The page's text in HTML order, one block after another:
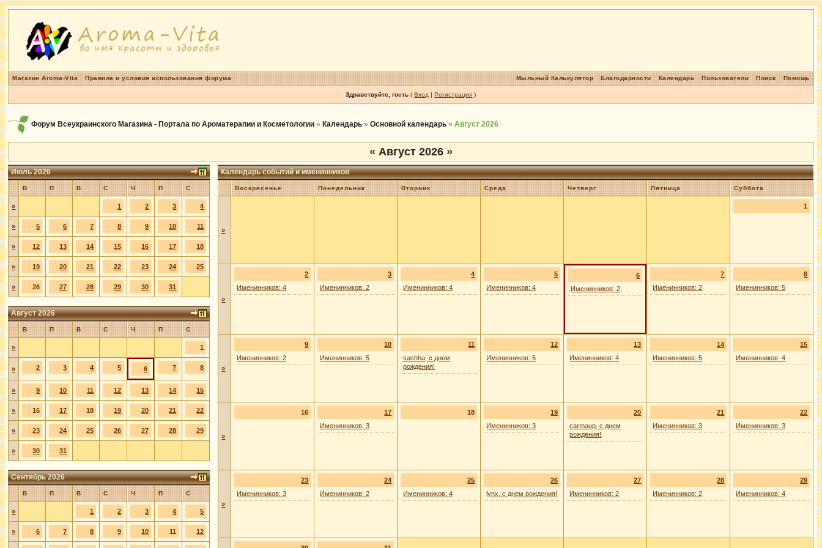
Магазин Aroma-Vita Правила и условия использования форума Помощь
Поиск
Пользователи
Календарь
Благодарности
Мыльный Калькулятор
Здравствуйте, гость (Вход |Регистрация )
Форум Всеукраинского Магазина - Портала по Ароматерапии и Косметологии » Календарь »Основной календарь » Август 2026
« Август 2026 »
Июль 2026
В П В С Ч П С
» 1 2 3 4
» 5 6 7 8 9 10 11
» 12 13 14 15 16 17 18
» 19 20 21 22 23 24 25
» 26 27 28 29 30 31
Август 2026
В П В С Ч П С
» 1
» 2 3 4 5 6 7 8
» 9 10 11 12 13 14 15
» 16 17 18 19 20 21 22
» 23 24 25 26 27 28 29
» 30 31
Сентябрь 2026
В П В С Ч П С
» 1 2 3 4 5
» 6 7 8 9 10 11 12
Календарь событий и именинников
Воскресенье Понедельник Вторник Среда Четверг Пятница Суббота
»
1
»
2
Именинников: 4
3
Именинников: 2
4
Именинников: 4
5
Именинников: 4
6
Именинников: 2
7
Именинников: 2
8
Именинников: 5
»
9
Именинников: 2
10
Именинников: 5
11
sashha, с днем
рождения!
12
Именинников: 5
13
Именинников: 4
14
Именинников: 5
15
Именинников: 4
»
16
17
Именинников: 3
18
19
Именинников: 3
20
carmaup, с днем
рождения!
21
Именинников: 3
22
Именинников: 3
»
23
Именинников: 3
24
Именинников: 2
25
Именинников: 4
26
lynx, с днем рождения!
27
Именинников: 2
28
Именинников: 2
29
Именинников: 4